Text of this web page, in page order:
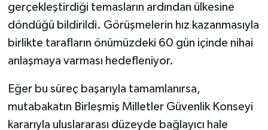
gerçekleştirdiği temasların ardından ülkesine
döndüğü bildirildi. Görüşmelerin hız kazanmasıyla
birlikte tarafların önümüzdeki 60 gün içinde nihai
anlaşmaya varması hedefleniyor.
Eğer bu süreç başarıyla tamamlanırsa,
mutabakatın Birleşmiş Milletler Güvenlik Konseyi
kararıyla uluslararası düzeyde bağlayıcı hale